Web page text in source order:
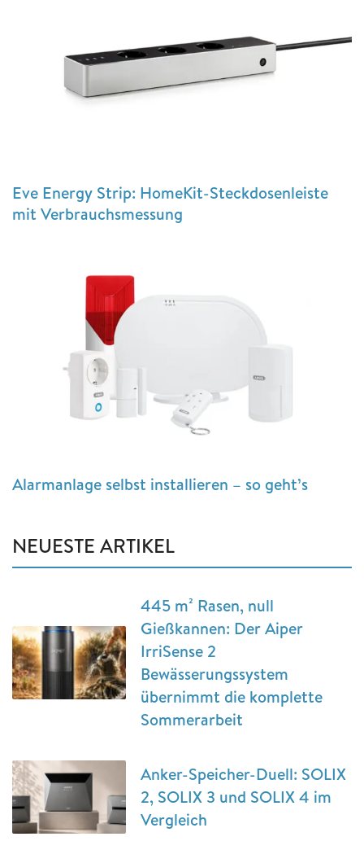
Eve Energy Strip: HomeKit-Steckdosenleiste
mit Verbrauchsmessung
Alarmanlage selbst installieren – so geht’s
NEUESTE ARTIKEL
445 m² Rasen, null
Gießkannen: Der Aiper
IrriSense 2
Bewässerungssystem
übernimmt die komplette
Sommerarbeit
Anker-Speicher-Duell: SOLIX
2, SOLIX 3 und SOLIX 4 im
Vergleich